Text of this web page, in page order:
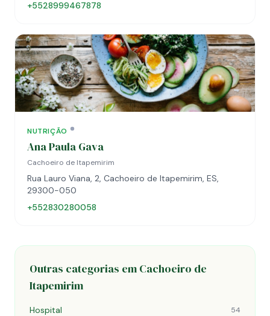
+5528999467878
NUTRIÇÃO
Ana Paula Gava
Cachoeiro de Itapemirim
Rua Lauro Viana, 2, Cachoeiro de Itapemirim, ES,
29300-050
+552830280058
Outras categorias em Cachoeiro de
Itapemirim
Hospital 54